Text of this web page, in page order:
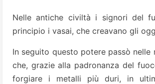
Nelle antiche civiltà i signori del
principio i vasai, che creavano gli
In seguito questo potere passò nelle
che, grazie alla padronanza del
forgiare i metalli più duri, in